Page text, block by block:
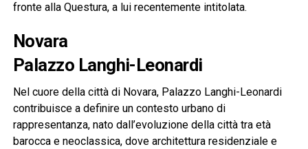
fronte alla Questura, a lui recentemente intitolata.
Novara
Palazzo Langhi-Leonardi
Nel cuore della città di Novara, Palazzo Langhi-Leonardi
contribuisce a definire un contesto urbano di
rappresentanza, nato dall’evoluzione della città tra età
barocca e neoclassica, dove architettura residenziale e